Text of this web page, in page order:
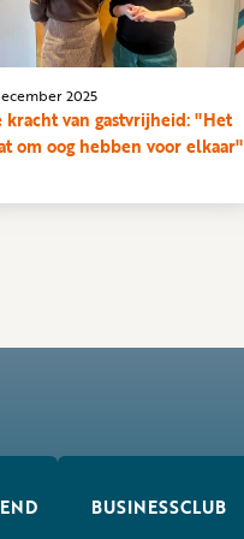
kracht van gastvrijheid: "Het
om oog hebben voor elkaar"
2025
BUSINESSCLUB